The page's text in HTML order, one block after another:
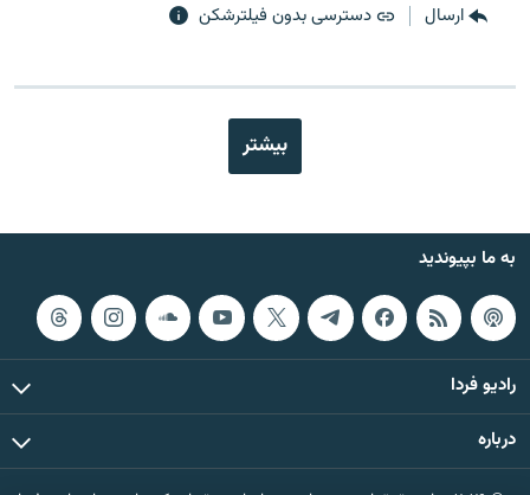
ارسال دسترسی بدون فیلترشکن
بیشتر
به ما بپیوندید
رادیو فردا
درباره